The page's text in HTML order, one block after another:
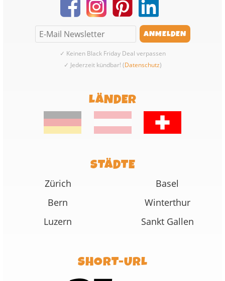
✓ Keinen Black Friday Deal verpassen
✓ Jederzeit kündbar! (Datenschutz)
LÄNDER
STÄDTE
Zürich
Basel
Bern
Winterthur
Luzern
Sankt Gallen
SHORT-URL